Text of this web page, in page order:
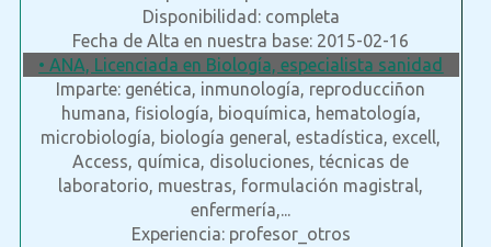
Disponibilidad: completa
Fecha de Alta en nuestra base: 2015-02-16
• ANA, Licenciada en Biología, especialista sanidad
Imparte: genética, inmunología, reproducciñon
humana, fisiología, bioquímica, hematología,
microbiología, biología general, estadística, excell,
Access, química, disoluciones, técnicas de
laboratorio, muestras, formulación magistral,
enfermería,...
Experiencia: profesor_otros